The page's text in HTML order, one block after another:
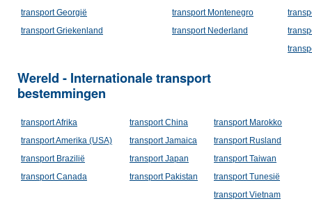
transport Georgië
transport Montenegro
transport Griekenland
transport Nederland
Wereld - Internationale transport
bestemmingen
transport Afrika transport China
transport Marokko
transport Amerika (USA)
transport Jamaica
transport Rusland
transport Brazilië
transport Japan
transport Taiwan
transport Canada
transport Pakistan
transport Tunesië
transport Vietnam